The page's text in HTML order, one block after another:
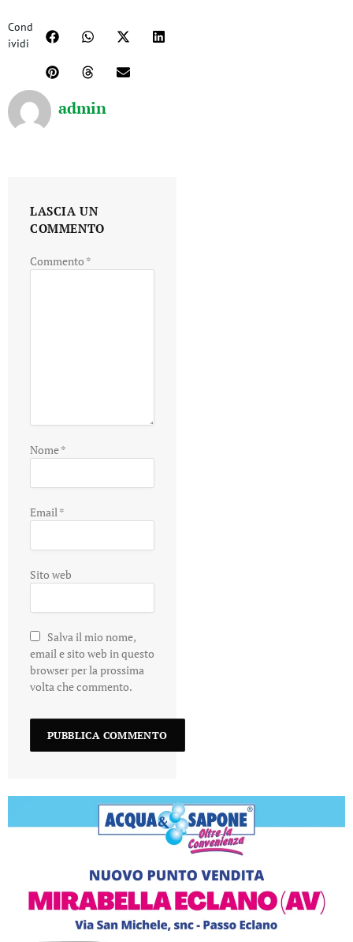
Cond
ividi
admin
LASCIA UN
COMMENTO
Commento *
Nome*
Email*
Sito web
Salva il mio nome,
email e sito web in questo
browser per la prossima
volta che commento.